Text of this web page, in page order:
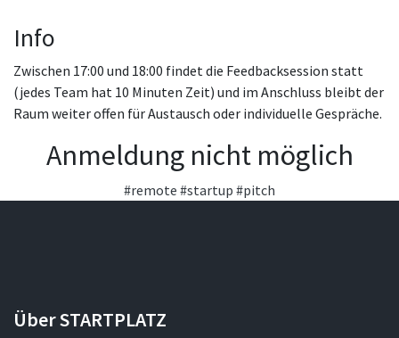
Info
Zwischen 17:00 und 18:00 findet die Feedbacksession statt
(jedes Team hat 10 Minuten Zeit) und im Anschluss bleibt der
Raum weiter offen für Austausch oder individuelle Gespräche.
Anmeldung nicht möglich
#remote #startup #pitch
Über STARTPLATZ